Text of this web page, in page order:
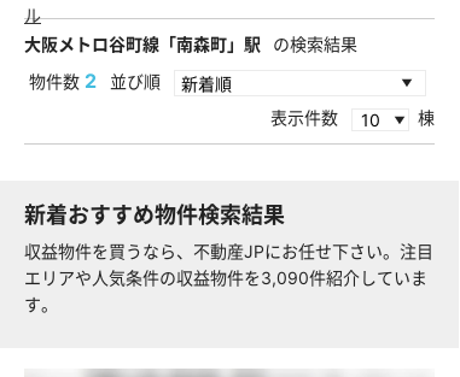
ル
大阪メトロ谷町線「南森町」駅
の検索結果
物件数 2
並び順
表示件数
棟
新着おすすめ物件検索結果
収益物件を買うなら、不動産JPにお任せ下さい。注目
エリアや人気条件の収益物件を3,090件紹介していま
す。